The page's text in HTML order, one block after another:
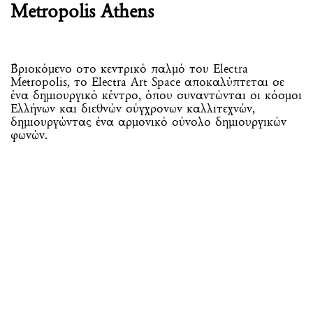
Metropolis Athens
Βρισκόμενο στο κεντρικό παλμό του Electra
Metropolis, το Electra Art Space αποκαλύπτεται σε
ένα δημιουργικό κέντρο, όπου συναντώνται οι κόσμοι
Ελλήνων και διεθνών σύγχρονων καλλιτεχνών,
δημιουργώντας ένα αρμονικό σύνολο δημιουργικών
φωνών.